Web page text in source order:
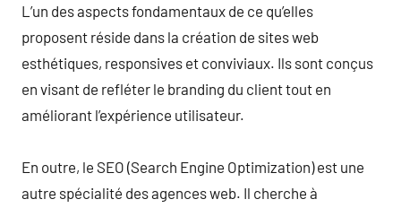
L’un des aspects fondamentaux de ce qu’elles
proposent réside dans la création de sites web
esthétiques, responsives et conviviaux. Ils sont conçus
en visant de refléter le branding du client tout en
améliorant l’expérience utilisateur.
En outre, le SEO (Search Engine Optimization) est une
autre spécialité des agences web. Il cherche à